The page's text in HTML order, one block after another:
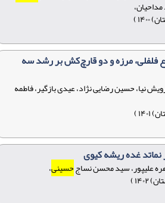
فلفلی، مرزه و دو قارچ‌کش بر رشد سه
نیا، حسین رضایی نژاد، عیدی بازگیر، فاطمه
غده ریشه‌ کیوی
علیپور، سید محسن نساجحسینی،